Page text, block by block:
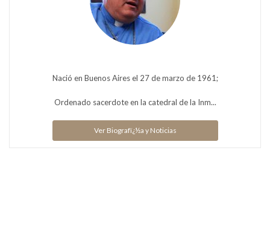
Nació en Buenos Aires el 27 de marzo de 1961;
Ordenado sacerdote en la catedral de la Inm...
Ver Biografï¿½a y Noticias